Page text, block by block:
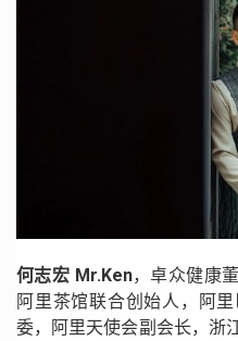
何志宏 Mr.Ken，卓众健康
阿里茶馆联合创始人，阿
委，阿里天使会副会长，浙